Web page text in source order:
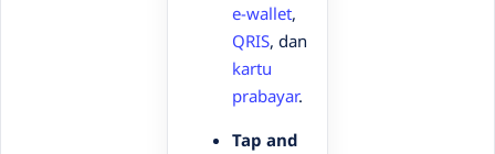
e-wallet,
QRIS, dan
kartu
prabayar.
Tap and